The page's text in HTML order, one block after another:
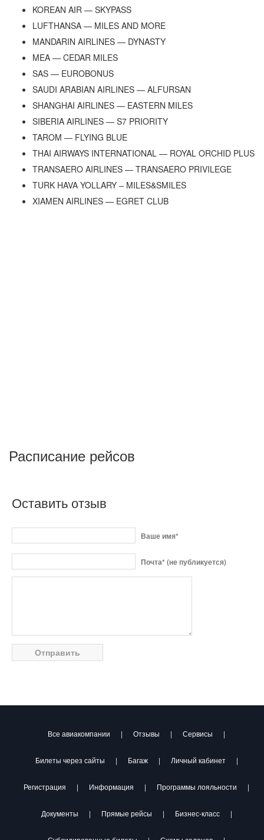
KOREAN AIR — SKYPASS
LUFTHANSA — MILES AND MORE
MANDARIN AIRLINES — DYNASTY
MEA — CEDAR MILES
SAS — EUROBONUS
SAUDI ARABIAN AIRLINES — ALFURSAN
SHANGHAI AIRLINES — EASTERN MILES
SIBERIA AIRLINES — S7 PRIORITY
TAROM — FLYING BLUE
THAI AIRWAYS INTERNATIONAL — ROYAL ORCHID PLUS
TRANSAERO AIRLINES — TRANSAERO PRIVILEGE
TURK HAVA YOLLARY – MILES&SMILES
XIAMEN AIRLINES — EGRET CLUB
Расписание рейсов
Оставить отзыв
Ваше имя*
Почта* (не публикуется)
Все авиакомпании | Отзывы | Сервисы |
Билеты через сайты | Багаж | Личный кабинет |
Регистрация | Информация | Программы лояльности |
Документы | Прямые рейсы | Бизнес-класс |